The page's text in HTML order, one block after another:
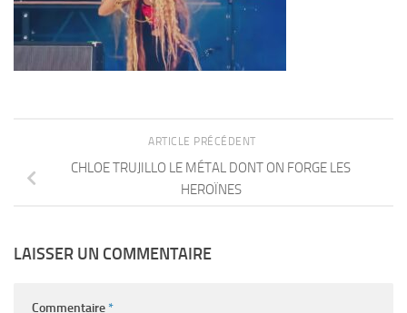
ARTICLE PRÉCÉDENT
CHLOE TRUJILLO LE MÉTAL DONT ON FORGE LES
HEROÏNES
LAISSER UN COMMENTAIRE
Commentaire*